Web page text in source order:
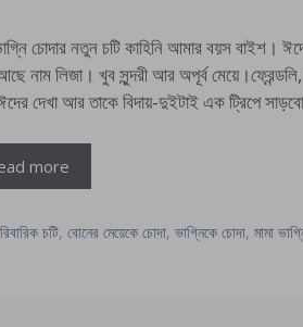
চোদার নতুন চটি কাহিনি আমার বয়স বাইশ।
নাম লিজা। খুব সুন্দরী আর অপূর্ব
দেখা আর তাকে বিদায়-দুইটাই এক ট্রিপে
more
চটি,বোনের মেয়েকে চোদা,ভাগ্নিকে চোদা,মামা